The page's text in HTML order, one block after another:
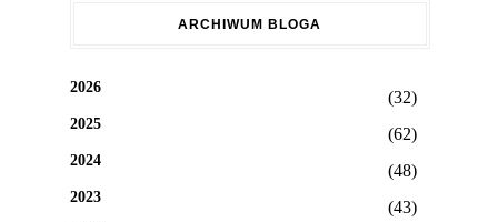
ARCHIWUM BLOGA
2026
(32)
2025
(62)
2024
(48)
2023
(43)